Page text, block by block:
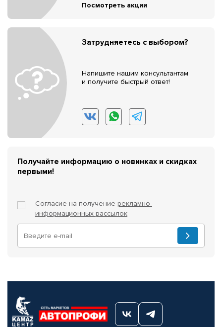
Посмотреть акции
Затрудняетесь с выбором?
Напишите нашим консультантам
и получите быстрый ответ!
Получайте информацию о новинках и скидках
первыми!
Согласие на получение рекламно-
информационных рассылок